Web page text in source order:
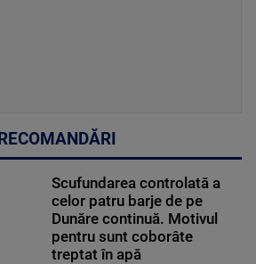
RECOMANDĂRI
Scufundarea controlată a
celor patru barje de pe
Dunăre continuă. Motivul
pentru sunt coborâte
treptat în apă